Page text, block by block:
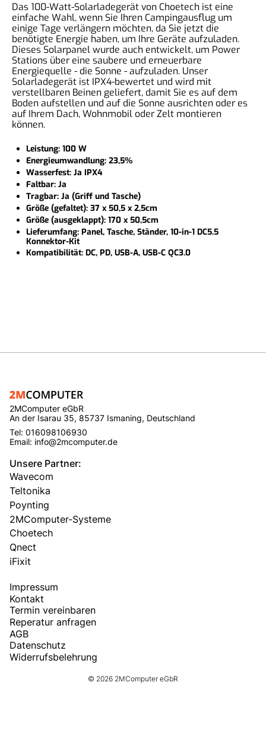
Das 100-Watt-Solarladegerät von Choetech ist eine
einfache Wahl, wenn Sie Ihren Campingausflug um
einige Tage verlängern möchten, da Sie jetzt die
benötigte Energie haben, um Ihre Geräte aufzuladen.
Dieses Solarpanel wurde auch entwickelt, um Power
Stations über eine saubere und erneuerbare
Energiequelle - die Sonne - aufzuladen. Unser
Solarladegerät ist IPX4-bewertet und wird mit
verstellbaren Beinen geliefert, damit Sie es auf dem
Boden aufstellen und auf die Sonne ausrichten oder es
auf Ihrem Dach, Wohnmobil oder Zelt montieren
können.
Leistung: 100 W
Energieumwandlung: 23,5%
Wasserfest: Ja IPX4
Faltbar: Ja
Tragbar: Ja (Griff und Tasche)
Größe (gefaltet): 37 x 50,5 x 2,5cm
Größe (ausgeklappt): 170 x 50,5cm
Lieferumfang: Panel, Tasche, Ständer, 10-in-1 DC5.5
Konnektor-Kit
Kompatibilität: DC, PD, USB-A, USB-C QC3.0
2MComputer eGbR
An der Isarau 35, 85737 Ismaning, Deutschland
Tel: 016098106930
Email: info@2mcomputer.de
Unsere Partner:
Wavecom
Teltonika
Poynting
2MComputer-Systeme
Choetech
Qnect
iFixit
Impressum
Kontakt
Termin vereinbaren
Reperatur anfragen
AGB
Datenschutz
Widerrufsbelehrung
© 2026 2MComputer eGbR